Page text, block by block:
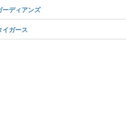
ーディアンズ
イガース